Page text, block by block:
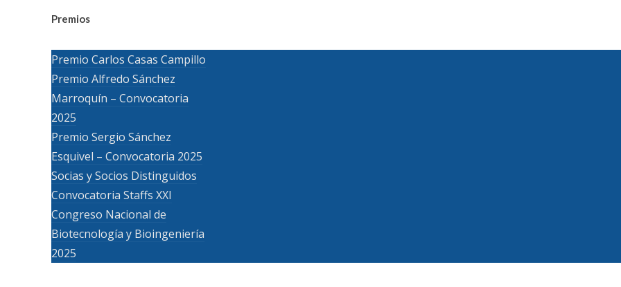
Premios
Premio Carlos Casas Campillo
Premio Alfredo Sánchez
Marroquín – Convocatoria
2025
Premio Sergio Sánchez
Esquivel – Convocatoria 2025
Socias y Socios Distinguidos
Convocatoria Staffs XXI
Congreso Nacional de
Biotecnología y Bioingeniería
2025